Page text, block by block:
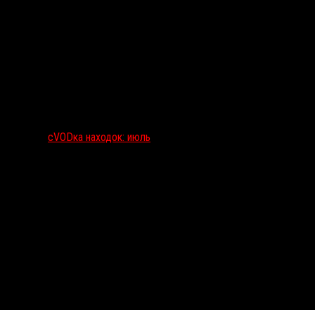
сVODка находок: июль